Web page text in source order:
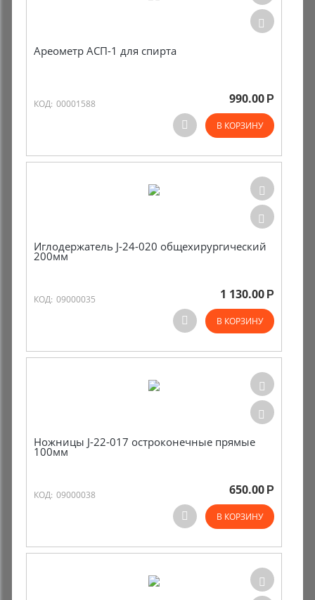
Ареометр АСП-1 для спирта
КОД: 00001588 990.00 Р
В КОРЗИНУ
Иглодержатель J-24-020 общехирургический
200мм
КОД: 09000035 1 130.00 Р
В КОРЗИНУ
Ножницы J-22-017 остроконечные прямые
100мм
КОД: 09000038 650.00 Р
В КОРЗИНУ